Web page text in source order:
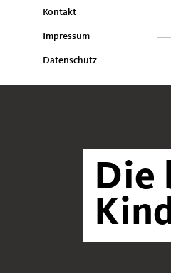
Kontakt
Impressum
Datenschutz
Die